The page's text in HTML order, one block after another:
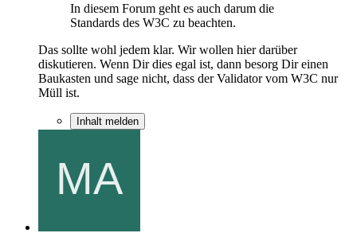
In diesem Forum geht es auch darum die
Standards des W3C zu beachten.
Das sollte wohl jedem klar. Wir wollen hier darüber
diskutieren. Wenn Dir dies egal ist, dann besorg Dir einen
Baukasten und sage nicht, dass der Validator vom W3C nur
Müll ist.
Inhalt melden